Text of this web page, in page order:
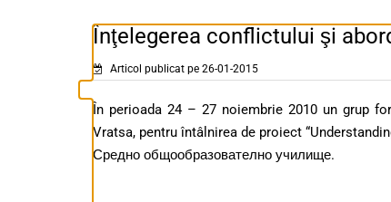
Înţelegerea conflictului şi
Articol publicat pe 26-01-2015
În perioada 24 – 27 noiembrie 2010 un grup
Vratsa, pentru întâlnirea de proiect
Средно общообразователно училище.